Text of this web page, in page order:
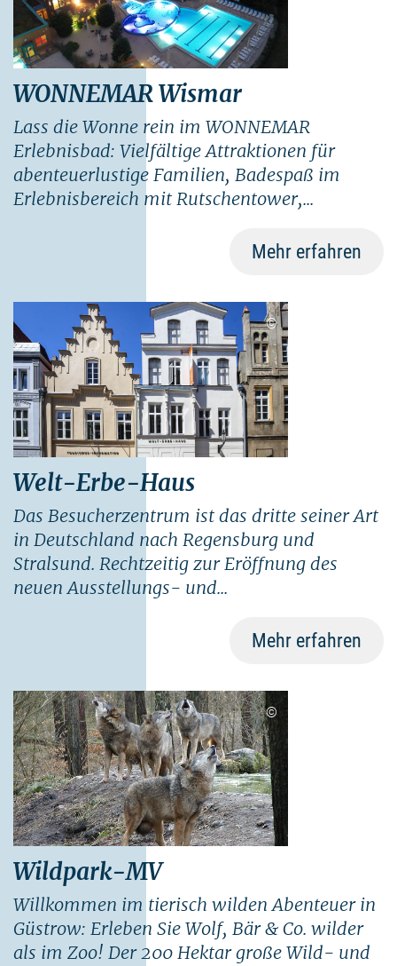
WONNEMAR Wismar
Lass die Wonne rein im WONNEMAR
Erlebnisbad: Vielfältige Attraktionen für
abenteuerlustige Familien, Badespaß im
Erlebnisbereich mit Rutschentower,...
Mehr erfahren
©
Welt-Erbe-Haus
Das Besucherzentrum ist das dritte seiner Art
in Deutschland nach Regensburg und
Stralsund. Rechtzeitig zur Eröffnung des
neuen Ausstellungs- und...
Mehr erfahren
©
Wildpark-MV
Willkommen im tierisch wilden Abenteuer in
Güstrow: Erleben Sie Wolf, Bär & Co. wilder
als im Zoo! Der 200 Hektar große Wild- und